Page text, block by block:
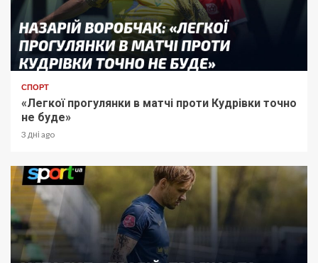
СПОРТ
«Легкої прогулянки в матчі проти Кудрівки точно
не буде»
3 дні ago